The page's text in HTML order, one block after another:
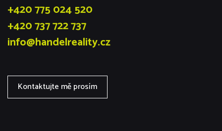
+420 775 024 520
+420 737 722 737
info@handelreality.cz
Kontaktujte mě prosím